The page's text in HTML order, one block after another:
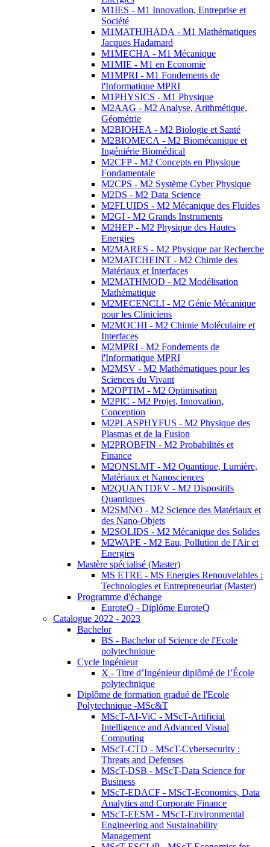
M1IES - M1 Innovation, Entreprise et
Société
M1MATHJHADA - M1 Mathématiques
Jacques Hadamard
M1MECHA - M1 Mécanique
M1MIE - M1 en Economie
M1MPRI - M1 Fondements de
l'Informatique MPRI
M1PHYSICS - M1 Physique
M2AAG - M2 Analyse, Arithmétique,
Géométrie
M2BIOHEA - M2 Biologie et Santé
M2BIOMECA - M2 Biomécanique et
Ingéniérie Biomédical
M2CFP - M2 Concepts en Physique
Fondamentale
M2CPS - M2 Système Cyber Physique
M2DS - M2 Data Science
M2FLUIDS - M2 Mécanique des Fluides
M2GI - M2 Grands Instruments
M2HEP - M2 Physique des Hautes
Energies
M2MARES - M2 Physique par Recherche
M2MATCHEINT - M2 Chimie des
Matériaux et Interfaces
M2MATHMOD - M2 Modélisation
Mathématique
M2MECENCLI - M2 Génie Mécanique
pour les Cliniciens
M2MOCHI - M2 Chimie Moléculaire et
Interfaces
M2MPRI - M2 Fondements de
l'Informatique MPRI
M2MSV - M2 Mathématiques pour les
Sciences du Vivant
M2OPTIM - M2 Optimisation
M2PIC - M2 Projet, Innovation,
Conception
M2PLASPHYFUS - M2 Physique des
Plasmas et de la Fusion
M2PROBFIN - M2 Probabilités et
Finance
M2QNSLMT - M2 Quantique, Lumière,
Matériaux et Nanosciences
M2QUANTDEV - M2 Dispositifs
Quantiques
M2SMNO - M2 Science des Matériaux et
des Nano-Objets
M2SOLIDS - M2 Mécanique des Solides
M2WAPE - M2 Eau, Pollution de l'Air et
Energies
Mastère spécialisé (Master)
MS ETRE - MS Energies Renouvelables :
Technologies et Entrepreneuriat (Master)
Programme d'échange
EuroteQ - Diplôme EuroteQ
Catalogue 2022 - 2023
Bachelor
BS - Bachelor of Science de l'Ecole
polytechnique
Cycle Ingénieur
X - Titre d’Ingénieur diplômé de l’École
polytechnique
Diplôme de formation gradué de l'Ecole
Polytechnique -MSc&T
MScT-AI-ViC - MScT-Artificial
Intelligence and Advanced Visual
Computing
MScT-CTD - MScT-Cybersecurity :
Threats and Defenses
MScT-DSB - MScT-Data Science for
Business
MScT-EDACF - MScT-Economics, Data
Analytics and Corporate Finance
MScT-EESM - MScT-Environmental
Engineering and Sustainability
Management